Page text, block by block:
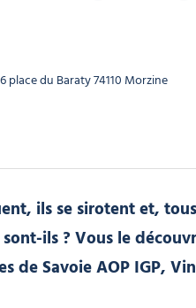
place du Baraty 74110 Morzine
ils se sirotent et,
ils ? Vous le
de Savoie AOP IGP,